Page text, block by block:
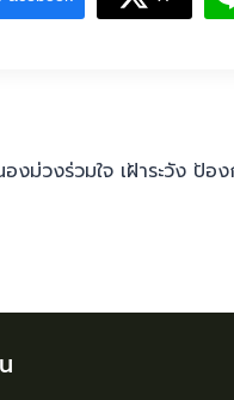
องม่วงร่วมใจ เฝ้าระวัง ป้